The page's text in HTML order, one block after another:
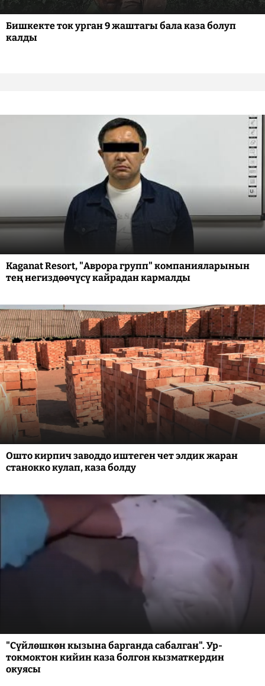
Бишкекте ток урган 9 жаштагы бала каза болуп
калды
Kaganat Resort, "Аврора групп" компанияларынын
тең негиздөөчүсү кайрадан кармалды
Ошто кирпич заводдо иштеген чет элдик жаран
станокко кулап, каза болду
"Сүйлөшкөн кызына барганда сабалган". Ур-
токмоктон кийин каза болгон кызматкердин
окуясы